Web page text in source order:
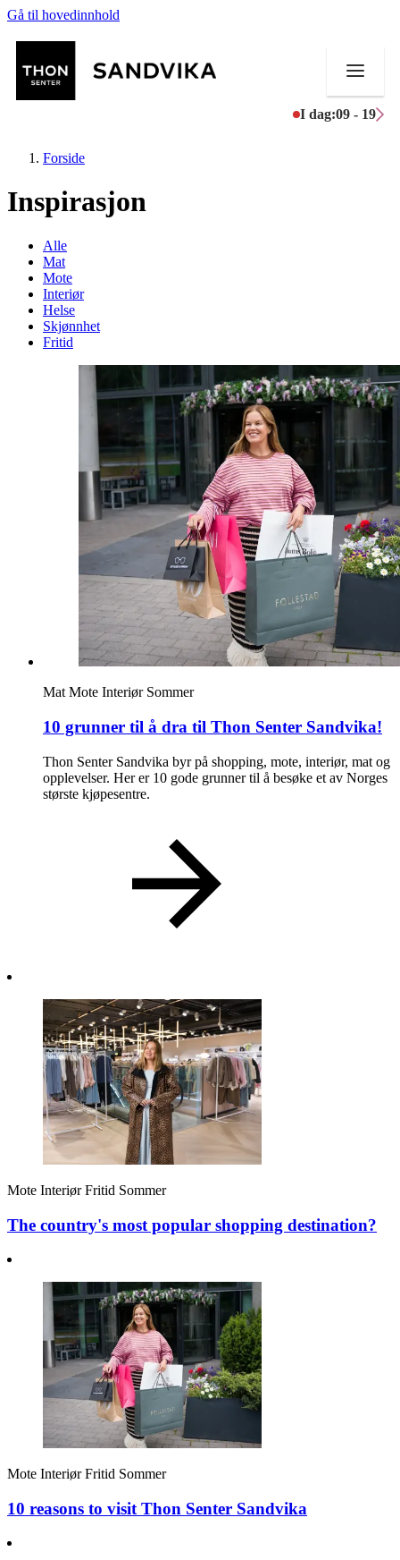
Gå til hovedinnhold
I dag:09 - 19
Butikker
Mat og drikke
Helse
Aktiviteter
Merker
Inspirasjon
Åpningstider
Praktisk informasjon
Gavekort
Finn frem
Min Shopping-app
Forside
Inspirasjon
Alle
Mat
Mote
Interiør
Helse
Skjønnhet
Fritid
Mat Mote Interiør Sommer
10 grunner til å dra til Thon Senter Sandvika!
Thon Senter Sandvika byr på shopping, mote, interiør, mat og
opplevelser. Her er 10 gode grunner til å besøke et av Norges
største kjøpesentre.
Mote Interiør Fritid Sommer
The country's most popular shopping destination?
Mote Interiør Fritid Sommer
10 reasons to visit Thon Senter Sandvika